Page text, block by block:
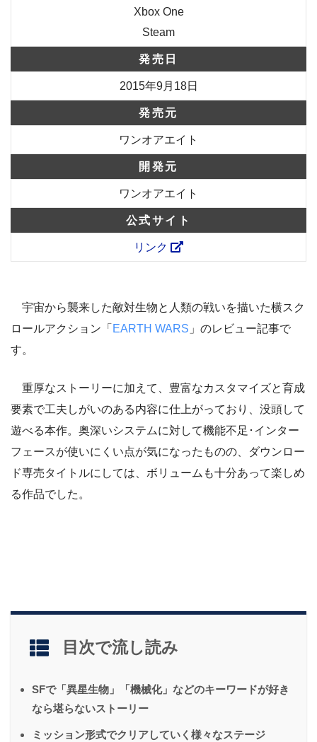
Xbox One
Steam
発売日
2015年9月18日
発売元
ワンオアエイト
開発元
ワンオアエイト
公式サイト
リンク
宇宙から襲来した敵対生物と人類の戦いを描いた横スク
ロールアクション 「 EARTH WARS 」のレビュー記事で
す。
重厚なストーリーに加えて、豊富なカスタマイズと育成
要素で工夫しがいのある内容に仕上がっており、没頭して
遊べる本作。奥深いシステムに対して機能不足･インター
フェースが使いにくい点が気になったものの、ダウンロー
ド専売タイトルにしては、ボリュームも十分あって楽しめ
る作品でした。
目次で流し読み
SFで「異星生物」「機械化」などのキーワードが好き
なら堪らないストーリー
ミッション形式でクリアしていく様々なステージ